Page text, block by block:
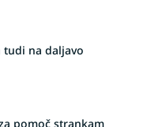
tudi na daljavo
pomoč strankam